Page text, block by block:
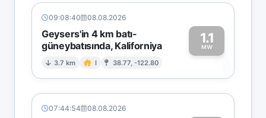
09:08:40 08.08.2026
Geysers'in 4 km batı-
güneybatısında, Kaliforniya
3.7 km I 38.77, -122.80
1.1
MW1
07:44:54 08.08.2026